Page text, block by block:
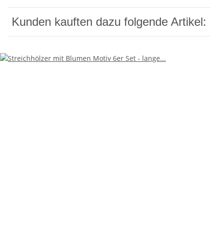
Kunden kauften dazu folgende Artikel: